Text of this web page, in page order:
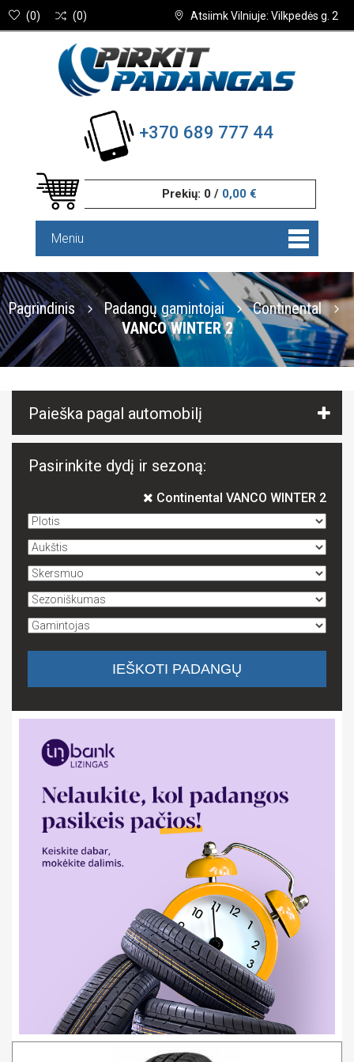
Atsiimk Vilniuje: Vilkpedės g. 2
(0) (0)
+370 689 777 44
Prekių: 0 / 0,00 €
Meniu
Pagrindinis Padangų gamintojai
Continental
VANCO WINTER 2
Paieška pagal automobilį
Pasirinkite dydį ir sezoną:
Continental VANCO WINTER 2